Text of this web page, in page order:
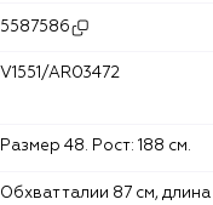
5587586
V1551/AR03472
Размер 48. Рост: 188 см.
Обхват талии 87 см, длина